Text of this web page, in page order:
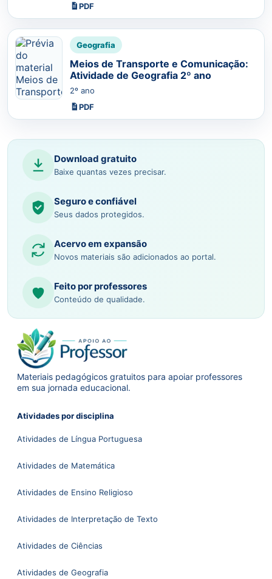
PDF
Geografia
Meios de Transporte e Comunicação:
Atividade de Geografia 2º ano
2º ano
PDF
Download gratuito
Baixe quantas vezes precisar.
Seguro e confiável
Seus dados protegidos.
Acervo em expansão
Novos materiais são adicionados ao portal.
Feito por professores
Conteúdo de qualidade.
Materiais pedagógicos gratuitos para apoiar professores
em sua jornada educacional.
Atividades por disciplina
Atividades de Língua Portuguesa
Atividades de Matemática
Atividades de Ensino Religioso
Atividades de Interpretação de Texto
Atividades de Ciências
Atividades de Geografia